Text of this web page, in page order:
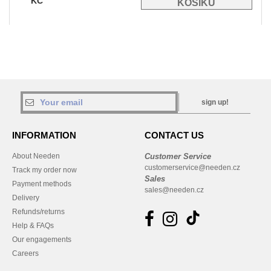
sign up!
INFORMATION
About Needen
Track my order now
Payment methods
Delivery
Refunds/returns
Help & FAQs
Our engagements
Careers
CONTACT US
Customer Service
customerservice@needen.cz
Sales
sales@needen.cz